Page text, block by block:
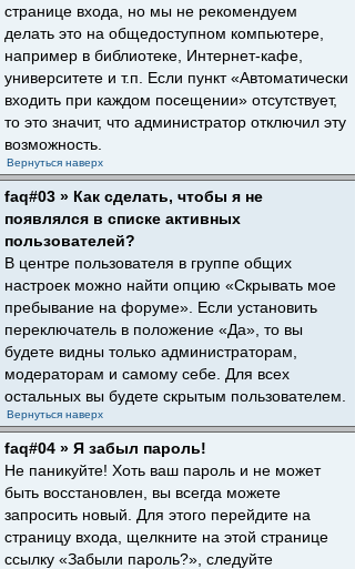
странице входа, но мы не рекомендуем
делать это на общедоступном компьютере,
например в библиотеке, Интернет-кафе,
университете и т.п. Если пункт «Автоматически
входить при каждом посещении» отсутствует,
то это значит, что администратор отключил эту
возможность.
Вернуться наверх
faq#03 » Как сделать, чтобы я не
появлялся в списке активных
пользователей?
В центре пользователя в группе общих
настроек можно найти опцию «Скрывать мое
пребывание на форуме». Если установить
переключатель в положение «Да», то вы
будете видны только администраторам,
модераторам и самому себе. Для всех
остальных вы будете скрытым пользователем.
Вернуться наверх
faq#04 » Я забыл пароль!
Не паникуйте! Хоть ваш пароль и не может
быть восстановлен, вы всегда можете
запросить новый. Для этого перейдите на
страницу входа, щелкните на этой странице
ссылку «Забыли пароль?», следуйте